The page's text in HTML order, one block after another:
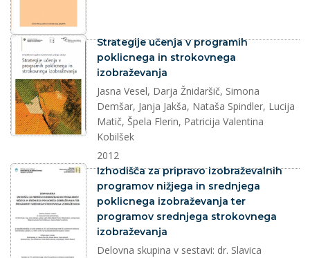
dokument
Strategije učenja v programih
poklicnega in strokovnega
izobraževanja
Jasna Vesel, Darja Žnidaršič, Simona
Demšar, Janja Jakša, Nataša Spindler, Lucija
Matič, Špela Flerin, Patricija Valentina
Kobilšek
2012
dokument
Izhodišča za pripravo izobraževalnih
programov nižjega in srednjega
poklicnega izobraževanja ter
programov srednjega strokovnega
izobraževanja
Delovna skupina v sestavi: dr. Slavica